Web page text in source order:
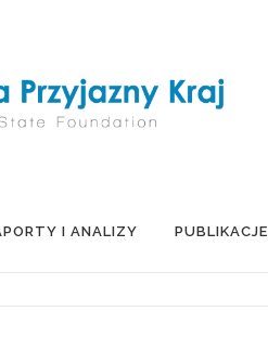
I ANALIZY PUBLIKACJE